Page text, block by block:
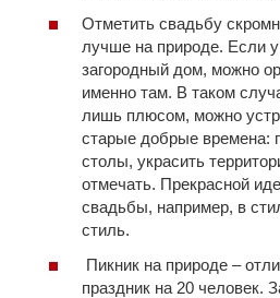
Отметить свадьбу
лучше на природе. Если
загородный дом, можно
именно там. В таком
лишь плюсом, можно
старые добрые времена:
столы, украсить
отмечать. Прекрасной
свадьбы, например, в
стиль.
Пикник на природе –
праздник на 20 человек.